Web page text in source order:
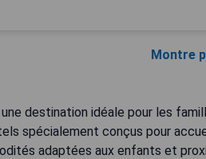
Montre
destination idéale pour les
spécialement conçus pour
adaptées aux enfants et